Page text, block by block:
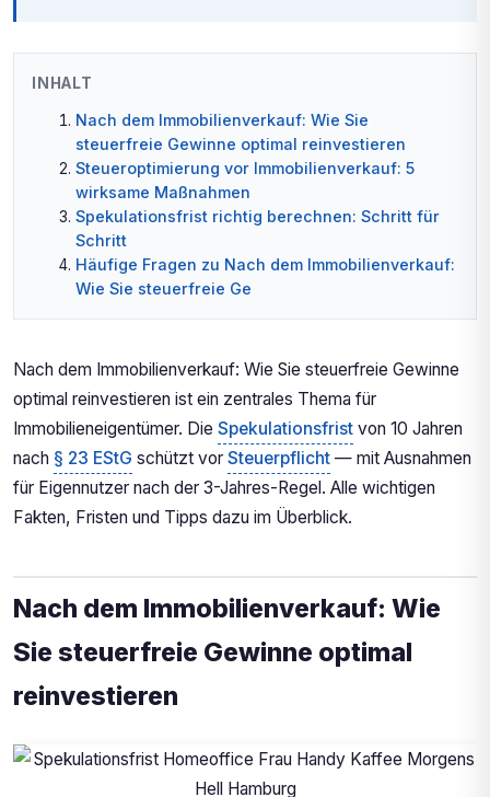
INHALT
Nach dem Immobilienverkauf: Wie Sie
steuerfreie Gewinne optimal reinvestieren
Steueroptimierung vor Immobilienverkauf: 5
wirksame Maßnahmen
Spekulationsfrist richtig berechnen: Schritt für
Schritt
Häufige Fragen zu Nach dem Immobilienverkauf:
Wie Sie steuerfreie Ge
Nach dem Immobilienverkauf: Wie Sie steuerfreie Gewinne
optimal reinvestieren ist ein zentrales Thema für
Immobilieneigentümer. Die Spekulationsfrist von 10 Jahren
nach § 23 EStG schützt vor Steuerpflicht — mit Ausnahmen
für Eigennutzer nach der 3-Jahres-Regel. Alle wichtigen
Fakten, Fristen und Tipps dazu im Überblick.
Nach dem Immobilienverkauf: Wie
Sie steuerfreie Gewinne optimal
reinvestieren